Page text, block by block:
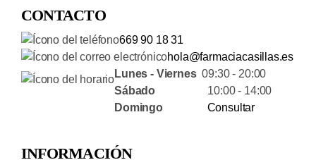
CONTACTO
669 90 18 31
hola@farmaciacasillas.es
Lunes - Viernes09:30 - 20:00
Sábado 10:00 - 14:00
Domingo
Consultar
INFORMACIÓN